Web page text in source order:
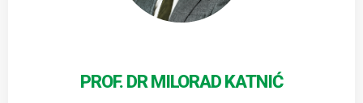
PROF. DR MILORAD KATNIĆ